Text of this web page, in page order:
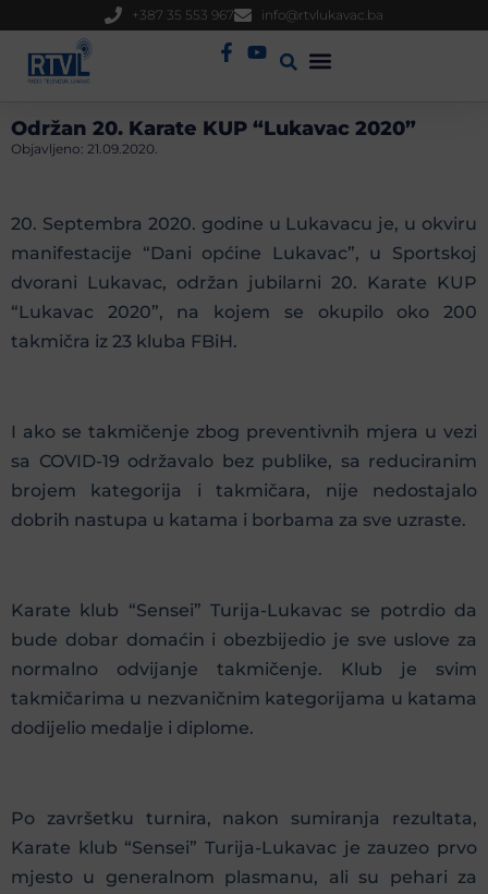
+387 35 553 967 info@rtvlukavac.ba
Održan 20. Karate KUP “Lukavac 2020”
Objavljeno: 21.09.2020.
20. Septembra 2020. godine u Lukavacu je, u okviru
manifestacije “Dani općine Lukavac”, u Sportskoj
dvorani Lukavac, održan jubilarni 20. Karate KUP
“Lukavac 2020”, na kojem se okupilo oko 200
takmičra iz 23 kluba FBiH.
I ako se takmičenje zbog preventivnih mjera u vezi
sa COVID-19 održavalo bez publike, sa reduciranim
brojem kategorija i takmičara, nije nedostajalo
dobrih nastupa u katama i borbama za sve uzraste.
Karate klub “Sensei” Turija-Lukavac se potrdio da
bude dobar domaćin i obezbijedio je sve uslove za
normalno odvijanje takmičenje. Klub je svim
takmičarima u nezvaničnim kategorijama u katama
dodijelio medalje i diplome.
Po završetku turnira, nakon sumiranja rezultata,
Karate klub “Sensei” Turija-Lukavac je zauzeo prvo
mjesto u generalnom plasmanu, ali su pehari za